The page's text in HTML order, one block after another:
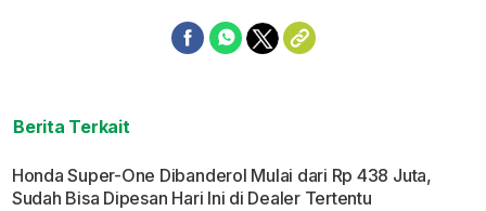
Berita Terkait
Honda Super-One Dibanderol Mulai dari Rp 438 Juta,
Sudah Bisa Dipesan Hari Ini di Dealer Tertentu